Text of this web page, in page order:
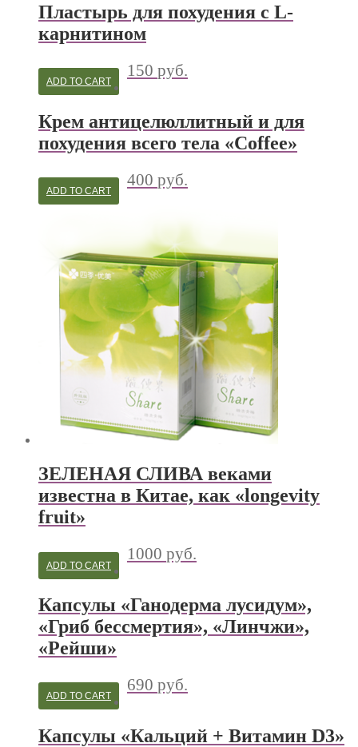
Пластырь для похудения с L-
карнитином
150 руб.
ADD TO CART
Крем антицелюллитный и для
похудения всего тела «Coffee»
400 руб.
ADD TO CART
ЗЕЛЕНАЯ СЛИВА веками
известна в Китае, как «longevity
fruit»
1000 руб.
ADD TO CART
Капсулы «Ганодерма лусидум»,
«Гриб бессмертия», «Линчжи»,
«Рейши»
690 руб.
ADD TO CART
Капсулы «Кальций + Витамин D3»